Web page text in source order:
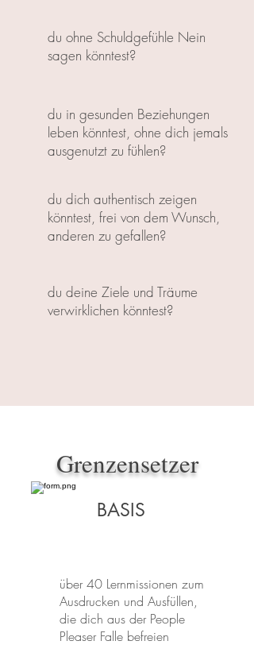
du ohne Schuldgefühle Nein
sagen könntest?
du in gesunden Beziehungen
leben könntest, ohne dich jemals
ausgenutzt zu fühlen?
du dich authentisch zeigen
könntest, frei von dem Wunsch,
anderen zu gefallen?
du deine Ziele und Träume
verwirklichen könntest?
Grenzensetzer
BASIS
über 40 Lernmissionen zum
Ausdrucken und Ausfüllen,
die dich aus der People
Pleaser Falle befreien